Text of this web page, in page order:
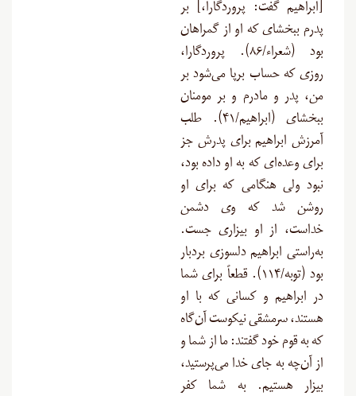
[ابراهیم گفت: پروردگارا،] بر
پدرم ببخشای که او از گمراهان
بود (شعراء/۸۶). پروردگارا،
روزی که حساب برپا می‌شود بر
من، پدر و مادرم و بر مومنان
ببخشای (ابراهیم/۴۱). طلب
آمرزش ابراهیم برای پدرش جز
برای وعده‌ای که به او داده بود،
نبود ولی هنگامی که برای او
روشن شد که وی دشمن
خداست، از او بیزاری جست.
به‌راستی ابراهیم دلسوزی بردبار
بود (توبه/۱۱۴). قطعاً برای شما
در ابراهیم و کسانی که با او
هستند، سرمشقی نیکوست آن‌گاه
که به قوم خود گفتند: ما از شما و
از آن‌چه به جای خدا می‌پرستید،
بیزار هستیم. به شما کفر